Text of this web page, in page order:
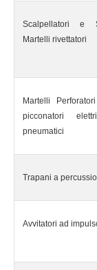
Scalpellatori e
Martelli rivettatori
Martelli
picconatori
pneumatici
Trapani a
Avvitatori ad